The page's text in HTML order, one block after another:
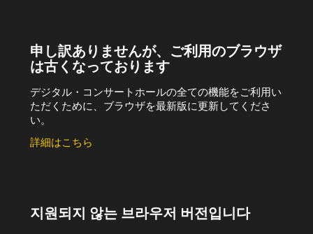
申し訳ありませんが、ご利用のブラウザ
は古くなっております
デジタル・コンサートホールの全ての機能をご利用い
ただくために、ブラウザを最新版に更新してくださ
い。
詳細はこちら
지원되지 않는 브라우저 버전입니다